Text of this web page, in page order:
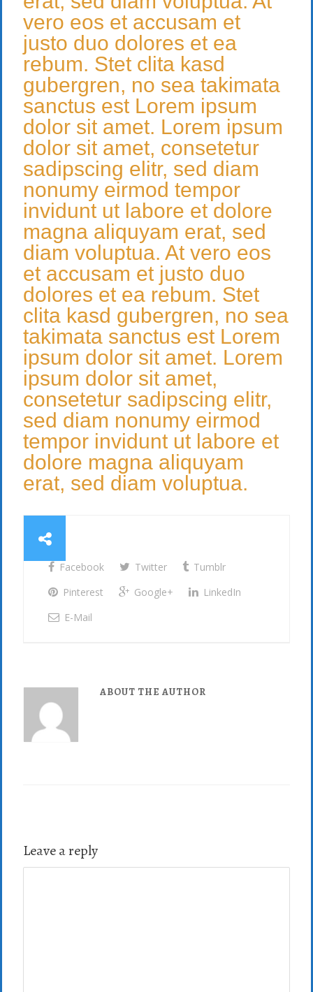
vero eos et accusam et
justo duo dolores et ea
rebum. Stet clita kasd
gubergren, no sea takimata
sanctus est Lorem ipsum
dolor sit amet. Lorem ipsum
dolor sit amet, consetetur
sadipscing elitr, sed diam
nonumy eirmod tempor
invidunt ut labore et dolore
magna aliquyam erat, sed
diam voluptua. At vero eos
et accusam et justo duo
dolores et ea rebum. Stet
clita kasd gubergren, no sea
takimata sanctus est Lorem
ipsum dolor sit amet. Lorem
ipsum dolor sit amet,
consetetur sadipscing elitr,
sed diam nonumy eirmod
tempor invidunt ut labore et
dolore magna aliquyam
erat, sed diam voluptua.
Facebook Twitter
Tumblr
Pinterest
Google+
LinkedIn
E-Mail
ABOUT THE AUTHOR
Leave a reply